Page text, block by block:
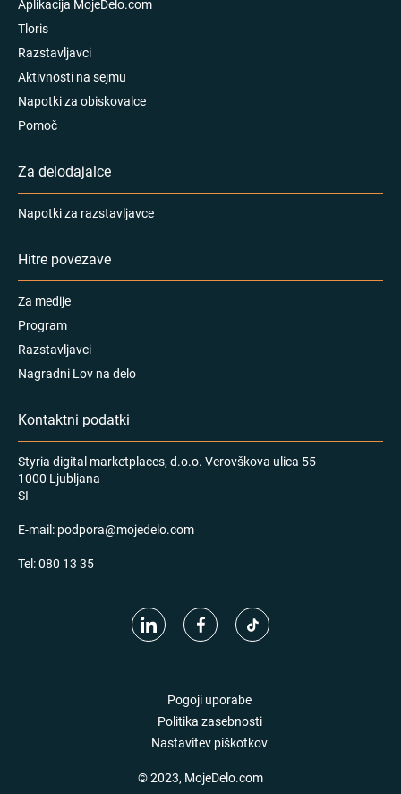
Aplikacija MojeDelo.com
Tloris
Razstavljavci
Aktivnosti na sejmu
Napotki za obiskovalce
Pomoč
Za delodajalce
Napotki za razstavljavce
Hitre povezave
Za medije
Program
Razstavljavci
Nagradni Lov na delo
Kontaktni podatki
Styria digital marketplaces, d.o.o. Verovškova ulica 55
1000 Ljubljana
SI
E-mail: podpora@mojedelo.com
Tel:080 13 35
Pogoji uporabe
Politika zasebnosti
Nastavitev piškotkov
© 2023, MojeDelo.com